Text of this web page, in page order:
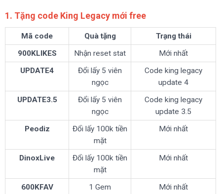
1. Tặng code King Legacy mới free
Mã code Quà tặng
Trạng thái
900KLIKES
Nhận reset stat
Mới nhất
UPDATE4
Đổi lấy 5 viên
ngọc
Code king legacy
update 4
UPDATE3.5
Đổi lấy 5 viên
ngọc
Code king legacy
update 3.5
Peodiz
Đổi lấy 100k tiền
mặt
Mới nhất
DinoxLive
Đổi lấy 100k tiền
mặt
Mới nhất
600KFAV 1 Gem
Mới nhất